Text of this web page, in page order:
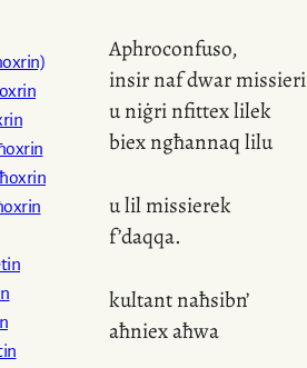
Aphroconfuso,
insir naf dwar missieri
u niġri nfittex lilek
biex ngħannaq lilu
u lil missierek
f’daqqa.
kultant naħsibn’
aħniex aħwa